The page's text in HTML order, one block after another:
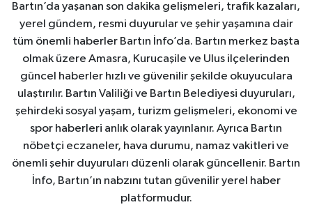
Bartın’da yaşanan son dakika gelişmeleri, trafik kazaları,
yerel gündem, resmi duyurular ve şehir yaşamına dair
tüm önemli haberler Bartın İnfo’da. Bartın merkez başta
olmak üzere Amasra, Kurucaşile ve Ulus ilçelerinden
güncel haberler hızlı ve güvenilir şekilde okuyuculara
ulaştırılır. Bartın Valiliği ve Bartın Belediyesi duyuruları,
şehirdeki sosyal yaşam, turizm gelişmeleri, ekonomi ve
spor haberleri anlık olarak yayınlanır. Ayrıca Bartın
nöbetçi eczaneler, hava durumu, namaz vakitleri ve
önemli şehir duyuruları düzenli olarak güncellenir. Bartın
İnfo, Bartın’ın nabzını tutan güvenilir yerel haber
platformudur.